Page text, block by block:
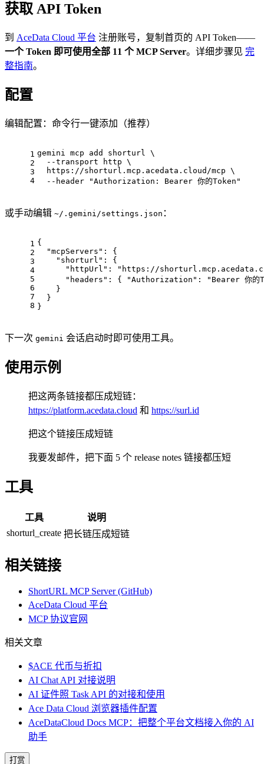
获取 API Token
到 AceData Cloud 平台 注册账号，复制首页的 API Token——
一个 Token 即可使用全部 11 个 MCP Server。详细步骤见 完
整指南。
配置
编辑配置：命令行一键添加（推荐）
1
2
3
4
gemini mcp add shorturl \
  --transport http \
  https://shorturl.mcp.acedata.cloud/mcp \
  --header
"Authorization: Bearer 你的Token"
或手动编辑 ~/.gemini/settings.json ：
1
2
3
4
5
6
7
8
{
"mcpServers" : {
"shorturl" : {
"httpUrl" :
"https://
"headers" : { "Authorization" :
"Bearer 你的
    }
  }
}
下一次 gemini 会话启动时即可使用工具。
使用示例
把这两条链接都压成短链：
https://platform.acedata.cloud 和 https://surl.id
把这个链接压成短链
我要发邮件，把下面 5 个 release notes 链接都压短
工具
工具
说明
shorturl_create 把长链压成短链
相关链接
ShortURL MCP Server (GitHub)
AceData Cloud 平台
MCP 协议官网
相关文章
$ACE 代币与折扣
AI Chat API 对接说明
AI 证件照 Task API 的对接和使用
Ace Data Cloud 浏览器插件配置
AceDataCloud Docs MCP：把整个平台文档接入你的 AI
助手
打赏